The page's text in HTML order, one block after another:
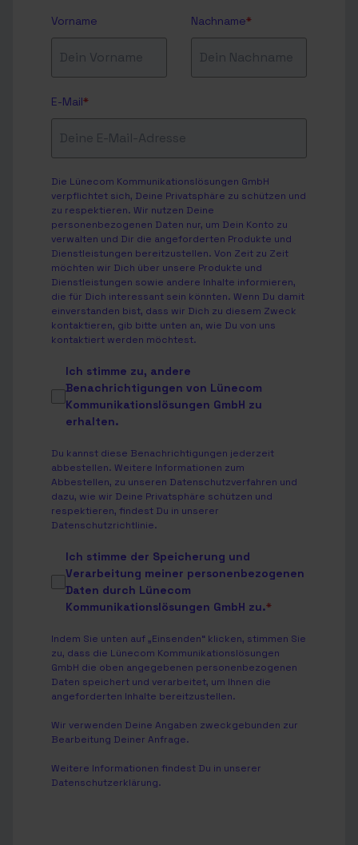
Vorname Nachname*
E-Mail*
Die Lünecom Kommunikationslösungen GmbH
verpflichtet sich, Deine Privatsphäre zu schützen und
zu respektieren. Wir nutzen Deine
personenbezogenen Daten nur, um Dein Konto zu
verwalten und Dir die angeforderten Produkte und
Dienstleistungen bereitzustellen. Von Zeit zu Zeit
möchten wir Dich über unsere Produkte und
Dienstleistungen sowie andere Inhalte informieren,
die für Dich interessant sein könnten. Wenn Du damit
einverstanden bist, dass wir Dich zu diesem Zweck
kontaktieren, gib bitte unten an, wie Du von uns
kontaktiert werden möchtest.
Ich stimme zu, andere
Benachrichtigungen von Lünecom
Kommunikationslösungen GmbH zu
erhalten.
Du kannst diese Benachrichtigungen jederzeit
abbestellen. Weitere Informationen zum
Abbestellen, zu unseren Datenschutzverfahren und
dazu, wie wir Deine Privatsphäre schützen und
respektieren, findest Du in unserer
Datenschutzrichtlinie.
Ich stimme der Speicherung und
Verarbeitung meiner personenbezogenen
Daten durch Lünecom
Kommunikationslösungen GmbH zu.*
Indem Sie unten auf „Einsenden“ klicken, stimmen Sie
zu, dass die Lünecom Kommunikationslösungen
GmbH die oben angegebenen personenbezogenen
Daten speichert und verarbeitet, um Ihnen die
angeforderten Inhalte bereitzustellen.
Wir verwenden Deine Angaben zweckgebunden zur
Bearbeitung Deiner Anfrage.
Weitere Informationen findest Du in unserer
Datenschutzerklärung.